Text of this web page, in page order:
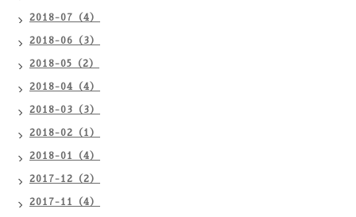
2018-07（4）
2018-06（3）
2018-05（2）
2018-04（4）
2018-03（3）
2018-02（1）
2018-01（4）
2017-12（2）
2017-11（4）